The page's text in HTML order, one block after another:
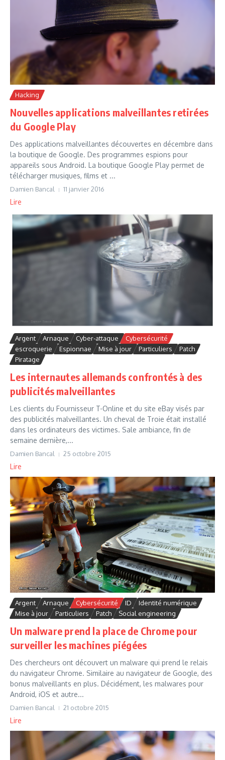
Hacking
Nouvelles applications malveillantes retirées
du Google Play
Des applications malveillantes découvertes en décembre dans
la boutique de Google. Des programmes espions pour
appareils sous Android. La boutique Google Play permet de
télécharger musiques, films et ...
Damien Bancal 11 janvier 2016
Lire
Argent Arnaque Cyber-attaque
Cybersécurité
escroquerie
Espionnae Mise à jour Particuliers
Patch
Piratage
Les internautes allemands confrontés à des
publicités malveillantes
Les clients du Fournisseur T-Online et du site eBay visés par
des publicités malveillantes. Un cheval de Troie était installé
dans les ordinateurs des victimes. Sale ambiance, fin de
semaine dernière,...
Damien Bancal 25 octobre 2015
Lire
Argent Arnaque Cybersécurité ID
Identité numérique
Mise à jour
Particuliers Patch Social engineering
Un malware prend la place de Chrome pour
surveiller les machines piégées
Des chercheurs ont découvert un malware qui prend le relais
du navigateur Chrome. Similaire au navigateur de Google, des
bonus malveillants en plus. Décidément, les malwares pour
Android, iOS et autre...
Damien Bancal 21 octobre 2015
Lire